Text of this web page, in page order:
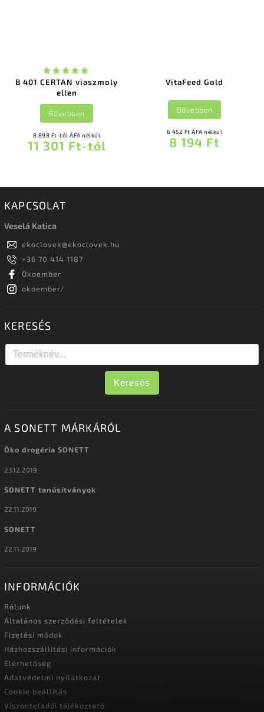
B 401 CERTAN viaszmoly
ellen
8 898 Ft-tól ÁFA nélkül
11 301 Ft-tól
Bővebben
VitaFeed Gold
6 452 Ft ÁFA nélkül
8 194 Ft
Bővebben
KAPCSOLAT
Veselá Katica
ekoclovek@ekoclovek.hu
+36 70 414 1187
Ökoember
okoember/
KERESÉS
Keresés
A SONETT MÁRKÁRÓL
Öko drogéria SONETT
23.12.2019
SONETT tanúsítványok
22.11.2019
SONETT
22.11.2019
INFORMÁCIÓK
Rólunk
Általános szerződési feltételek
Fizetési módok
Házhozszállítási információk
Elérhetőség
Adatvédelmi nyilatkozat
Cookie beállítás
Viszonteladói tájékoztató